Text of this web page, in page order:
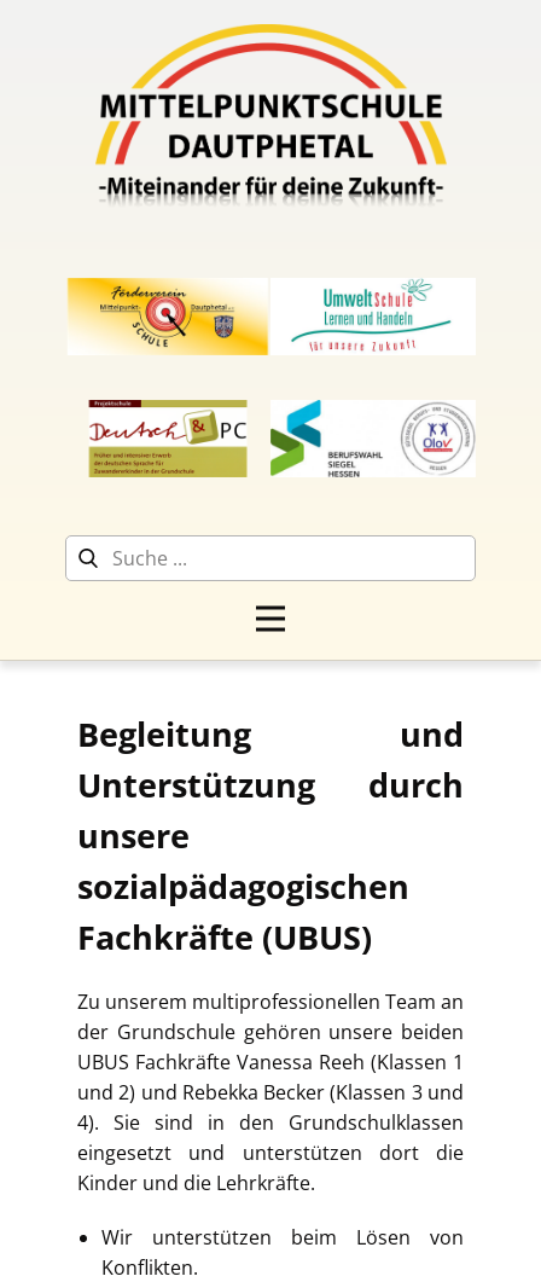
Begleitung und
Unterstützung durch
unsere
sozialpädagogischen
Fachkräfte (UBUS)
Zu unserem multiprofessionellen Team an
der Grundschule gehören unsere beiden
UBUS Fachkräfte Vanessa Reeh (Klassen 1
und 2) und Rebekka Becker (Klassen 3 und
4). Sie sind in den Grundschulklassen
eingesetzt und unterstützen dort die
Kinder und die Lehrkräfte.
Wir unterstützen beim Lösen von
Konflikten.